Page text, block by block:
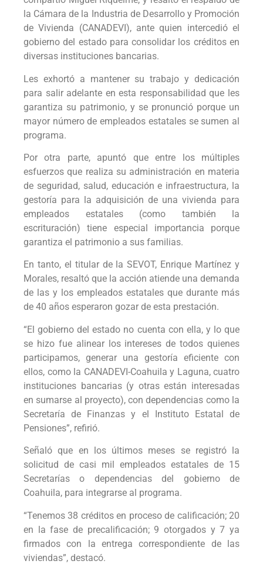
la Cámara de la Industria de Desarrollo y Promoción
de Vivienda (CANADEVI), ante quien intercedió el
gobierno del estado para consolidar los créditos en
diversas instituciones bancarias.
Les exhortó a mantener su trabajo y dedicación
para salir adelante en esta responsabilidad que les
garantiza su patrimonio, y se pronunció porque un
mayor número de empleados estatales se sumen al
programa.
Por otra parte, apuntó que entre los múltiples
esfuerzos que realiza su administración en materia
de seguridad, salud, educación e infraestructura, la
gestoría para la adquisición de una vivienda para
empleados estatales (como también la
escrituración) tiene especial importancia porque
garantiza el patrimonio a sus familias.
En tanto, el titular de la SEVOT, Enrique Martínez y
Morales, resaltó que la acción atiende una demanda
de las y los empleados estatales que durante más
de 40 años esperaron gozar de esta prestación.
“El gobierno del estado no cuenta con ella, y lo que
se hizo fue alinear los intereses de todos quienes
participamos, generar una gestoría eficiente con
ellos, como la CANADEVI-Coahuila y Laguna, cuatro
instituciones bancarias (y otras están interesadas
en sumarse al proyecto), con dependencias como la
Secretaría de Finanzas y el Instituto Estatal de
Pensiones”, refirió.
Señaló que en los últimos meses se registró la
solicitud de casi mil empleados estatales de 15
Secretarías o dependencias del gobierno de
Coahuila, para integrarse al programa.
“Tenemos 38 créditos en proceso de calificación; 20
en la fase de precalificación; 9 otorgados y 7 ya
firmados con la entrega correspondiente de las
viviendas”, destacó.